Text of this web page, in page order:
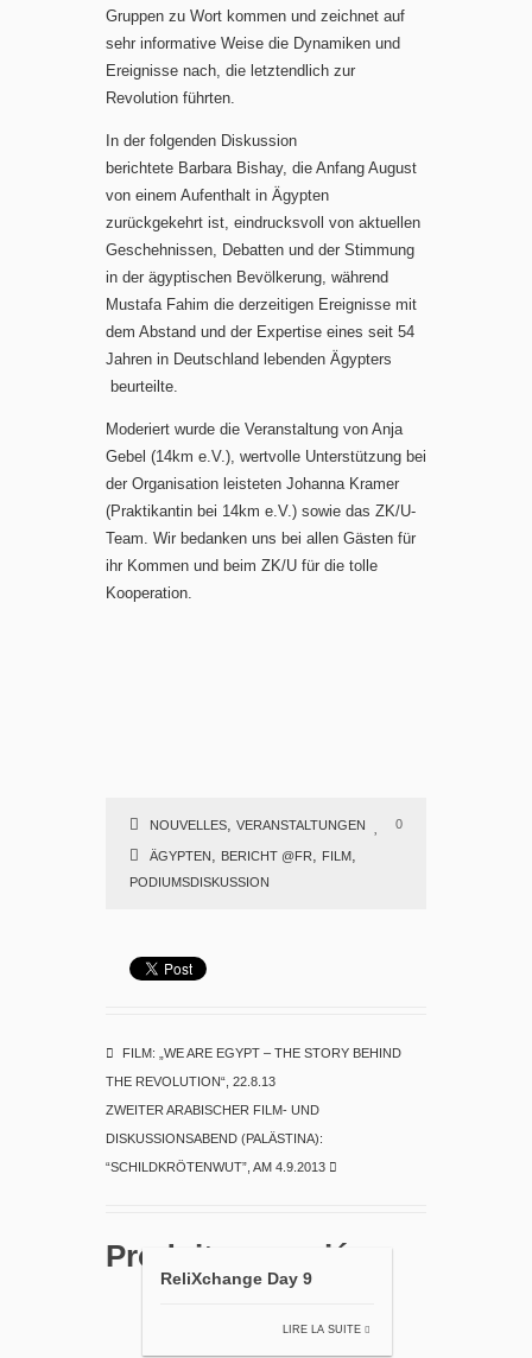
Gruppen zu Wort kommen und zeichnet auf
sehr informative Weise die Dynamiken und
Ereignisse nach, die letztendlich zur
Revolution führten.
In der folgenden Diskussion
berichtete Barbara Bishay, die Anfang August
von einem Aufenthalt in Ägypten
zurückgekehrt ist, eindrucksvoll von aktuellen
Geschehnissen, Debatten und der Stimmung
in der ägyptischen Bevölkerung, während
Mustafa Fahim die derzeitigen Ereignisse mit
dem Abstand und der Expertise eines seit 54
Jahren in Deutschland lebenden Ägypters
beurteilte.
Moderiert wurde die Veranstaltung von Anja
Gebel (14km e.V.), wertvolle Unterstützung bei
der Organisation leisteten Johanna Kramer
(Praktikantin bei 14km e.V.) sowie das ZK/U-
Team. Wir bedanken uns bei allen Gästen für
ihr Kommen und beim ZK/U für die tolle
Kooperation.
NOUVELLES, VERANSTALTUNGEN
ÄGYPTEN, BERICHT @FR, FILM,
PODIUMSDISKUSSION
0
FILM: „WE ARE EGYPT – THE STORY BEHIND
THE REVOLUTION“, 22.8.13
ZWEITER ARABISCHER FILM- UND
DISKUSSIONSABEND (PALÄSTINA):
“SCHILDKRÖTENWUT”, AM 4.9.2013
Produits associés
ReliXchange Day 9
LIRE LA SUITE